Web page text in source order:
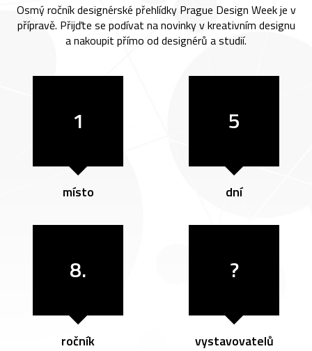
Osmý ročník designérské přehlídky Prague Design Week je v
přípravě. Přijďte se podívat na novinky v kreativním designu
a nakoupit přímo od designérů a studií.
1
místo
5
dní
8.
ročník
?
vystavovatelů